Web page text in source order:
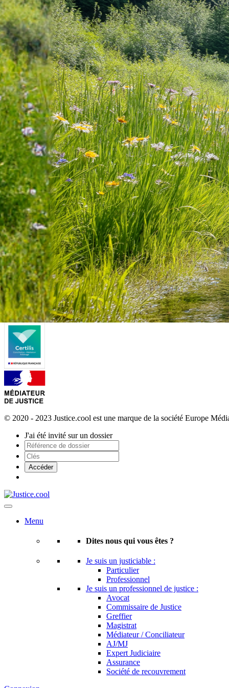
J’ai été invité sur un dossier
Connexion
Accueil
Produit
Tarifs professionnels
Articles
Organisations
A propos de Justice.cool
Corporate – Ethique et déontologie
Espace presse
Contact – FAQ
Contact
Language
fr
© 2020 - 2023 Justice.cool est une marque de la société Europe
J'ai été invité sur un dossier
Menu
Dites nous qui vous êtes ?
Je suis un justiciable :
Particulier
Professionnel
Je suis un professionnel de justice :
Avocat
Commissaire de Justice
Greffier
Magistrat
Médiateur / Conciliateur
AJ/MJ
Expert Judiciaire
Assurance
Société de recouvrement